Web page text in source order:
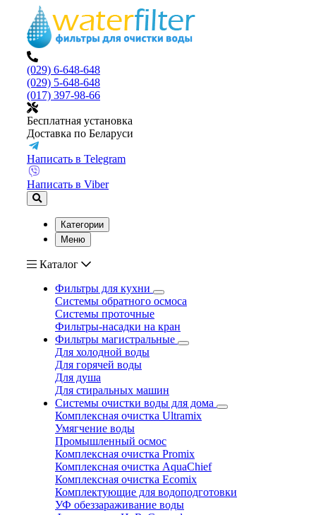
(029) 6-648-648
(029) 5-648-648
(017) 397-98-66
Бесплатная установка
Доставка по Беларуси
Написать в Telegram
Написать в Viber
Категории
Меню
Каталог
Фильтры для кухни
Системы обратного осмоса
Системы проточные
Фильтры-насадки на кран
Фильтры магистральные
Для холодной воды
Для горячей воды
Для душа
Для стиральных машин
Системы очистки воды для дома
Комплексная очистка Ultramix
Умягчение воды
Промышленный осмос
Комплексная очистка Promix
Комплексная очистка AquaChief
Комплексная очистка Ecomix
Комплектующие для водоподготовки
УФ обеззараживание воды